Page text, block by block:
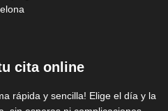
cita online
rápida y sencilla! Elige el día y la